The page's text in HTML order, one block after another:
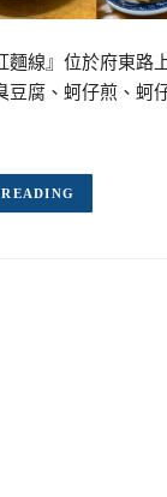
麵線』位於府東路
腐、蚵仔煎、蚵